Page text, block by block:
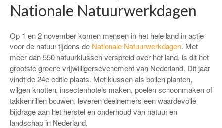
Nationale Natuurwerkdagen
Op 1 en 2 november komen mensen in het hele land in actie
voor de natuur tijdens de Nationale Natuurwerkdagen. Met
meer dan 550 natuurklussen verspreid over het land, is dit het
grootste groene vrijwilligersevenement van Nederland. Dit jaar
vindt de 24e editie plaats. Met klussen als bollen planten,
wilgen knotten, insectenhotels maken, poelen schoonmaken of
takkenrillen bouwen, leveren deelnemers een waardevolle
bijdrage aan het herstel en onderhoud van natuur en
landschap in Nederland.